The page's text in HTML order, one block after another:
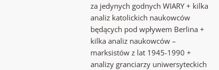
za jedynych godnych WIARY + kilka
analiz katolickich naukowców
będących pod wpływem Berlina +
kilka analiz naukowców –
marksistów z lat 1945-1990 +
analizy granciarzy uniwersyteckich